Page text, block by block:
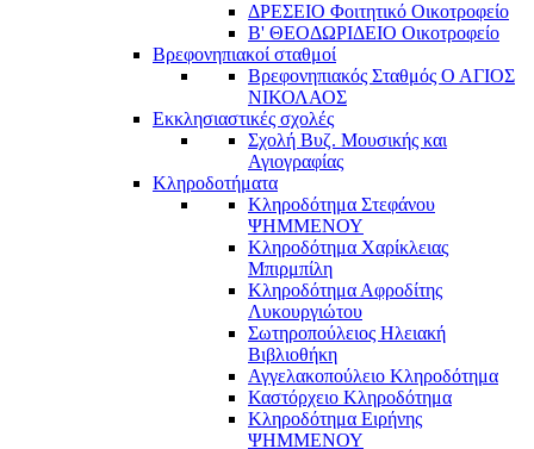
ΔΡΕΣΕΙΟ Φοιτητικό Οικοτροφείο
Β' ΘΕΟΔΩΡΙΔΕΙΟ Οικοτροφείο
Βρεφονηπιακοί σταθμοί
Βρεφονηπιακός Σταθμός Ο ΑΓΙΟΣ
ΝΙΚΟΛΑΟΣ
Εκκλησιαστικές σχολές
Σχολή Βυζ. Μουσικής και
Αγιογραφίας
Κληροδοτήματα
Κληροδότημα Στεφάνου
ΨΗΜΜΕΝΟΥ
Κληροδότημα Χαρίκλειας
Μπιρμπίλη
Κληροδότημα Αφροδίτης
Λυκουργιώτου
Σωτηροπούλειος Ηλειακή
Βιβλιοθήκη
Αγγελακοπούλειο Κληροδότημα
Καστόρχειο Κληροδότημα
Κληροδότημα Ειρήνης
ΨΗΜΜΕΝΟΥ